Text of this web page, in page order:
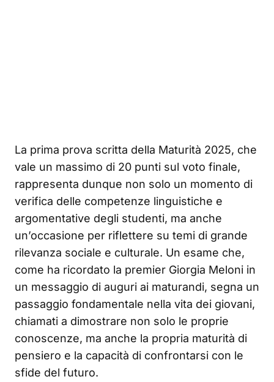
La prima prova scritta della Maturità 2025, che
vale un massimo di 20 punti sul voto finale,
rappresenta dunque non solo un momento di
verifica delle competenze linguistiche e
argomentative degli studenti, ma anche
un’occasione per riflettere su temi di grande
rilevanza sociale e culturale. Un esame che,
come ha ricordato la premier Giorgia Meloni in
un messaggio di auguri ai maturandi, segna un
passaggio fondamentale nella vita dei giovani,
chiamati a dimostrare non solo le proprie
conoscenze, ma anche la propria maturità di
pensiero e la capacità di confrontarsi con le
sfide del futuro.